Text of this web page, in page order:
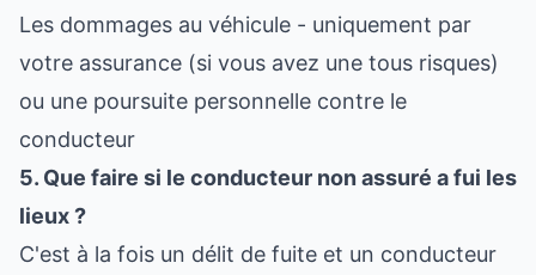
Les dommages au véhicule - uniquement par
votre assurance (si vous avez une tous risques)
ou une poursuite personnelle contre le
conducteur
5. Que faire si le conducteur non assuré a fui les
lieux ?
C'est à la fois un délit de fuite et un conducteur